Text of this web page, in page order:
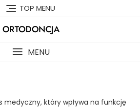
TOP MENU
ORTODONCJA
MENU
medyczny, który wpływa na funkcję